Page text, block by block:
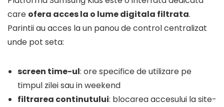
care ofera acces la o lume digitala filtrata.
Parintii au acces la un panou de control centralizat
unde pot seta:
screen time-ul: ore specifice de utilizare pe
timpul zilei sau in weekend
filtrarea continutului: blocarea accesului la site-